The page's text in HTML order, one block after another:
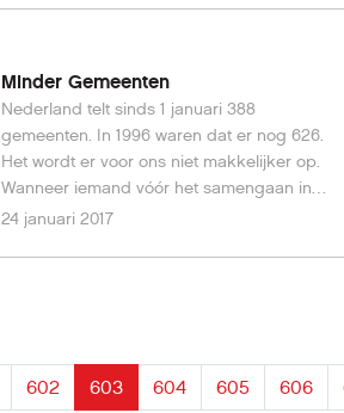
zelfs en wordt derhalve aangenomen dat
Minder Gemeenten
Nederland telt sinds 1 januari 388
gemeenten. In 1996 waren dat er nog 626.
Het wordt er voor ons niet makkelijker op.
Wanneer iemand vóór het samengaan in
Oudenbosch is geboren, gehuwd of
24 januari 2017
602 603 604 605 606